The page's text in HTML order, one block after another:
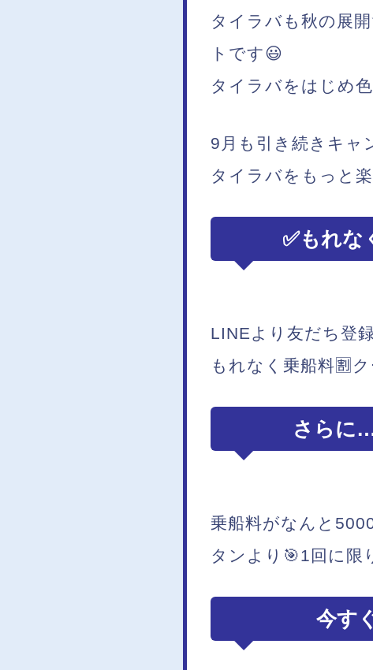
タイラバも秋の展
トです😃
タイラバをはじめ
9月も引き続きキャ
タイラバをもっと
✅もれな
LINEより友だち登
もれなく乗船料🈹
さらに
乗船料がなんと
タンより🎯1回に限
今す